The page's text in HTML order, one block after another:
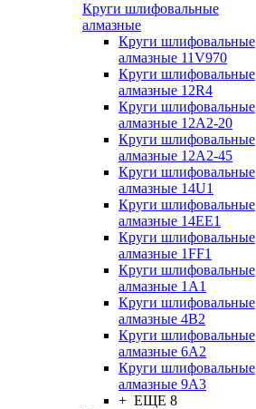
Круги шлифовальные
алмазные
Круги шлифовальные
алмазные 11V970
Круги шлифовальные
алмазные 12R4
Круги шлифовальные
алмазные 12А2-20
Круги шлифовальные
алмазные 12А2-45
Круги шлифовальные
алмазные 14U1
Круги шлифовальные
алмазные 14ЕЕ1
Круги шлифовальные
алмазные 1FF1
Круги шлифовальные
алмазные 1А1
Круги шлифовальные
алмазные 4В2
Круги шлифовальные
алмазные 6A2
Круги шлифовальные
алмазные 9А3
+ ЕЩЕ 8